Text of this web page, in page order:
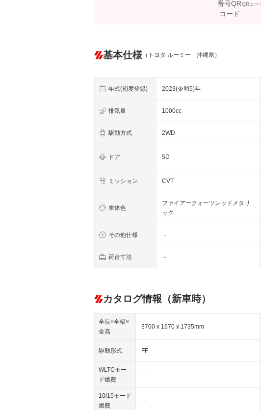
QRコー
基本仕様 （トヨタ ルーミー 沖縄県）
年式(初度登録) 2023(令和5)年
排気量 1000cc
駆動方式 2WD
ドア 5D
ミッション CVT
車体色
ファイアークォーツレッドメタリ
ック
その他仕様 －
荷台寸法 －
カタログ情報（新車時）
全長×全幅×
全高
3700 x 1670 x 1735mm
駆動形式 FF
WLTCモー
ド燃費
－
10/15モード
燃費
－